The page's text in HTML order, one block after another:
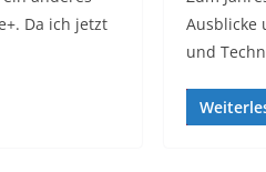
Da ich jetzt
Ausblicke
und